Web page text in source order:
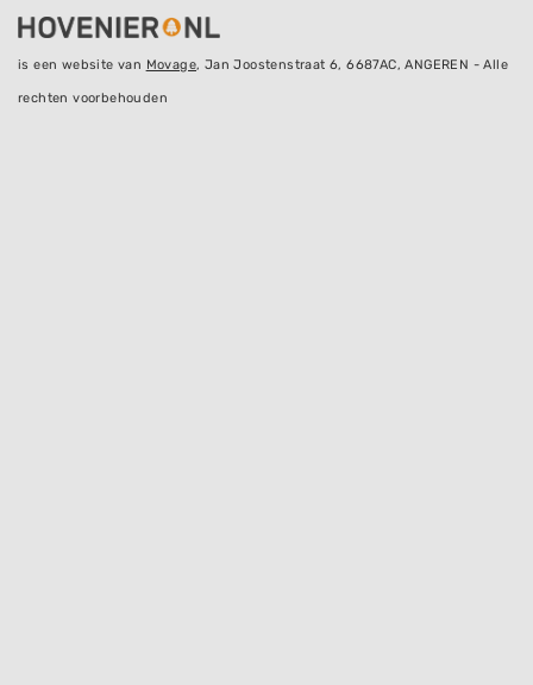
is een website van Movage, Jan Joostenstraat 6, 6687AC, ANGEREN - Alle
rechten voorbehouden